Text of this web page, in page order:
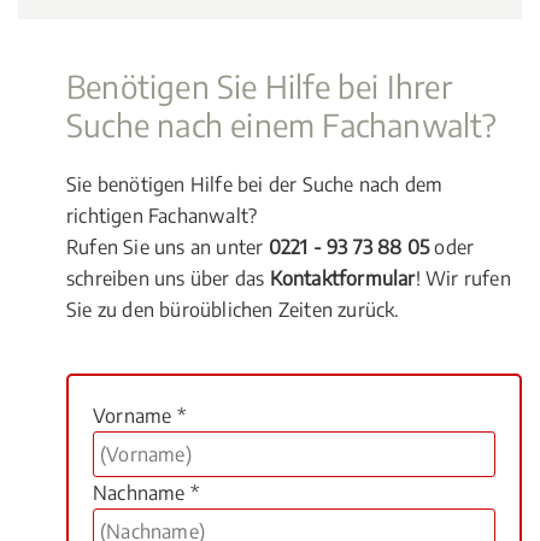
Benötigen Sie Hilfe bei Ihrer
Suche nach einem Fachanwalt?
Sie benötigen Hilfe bei der Suche nach dem
richtigen Fachanwalt?
Rufen Sie uns an unter 0221 - 93 73 88 05oder
schreiben uns über das Kontaktformular! Wir rufen
Sie zu den büroüblichen Zeiten zurück.
Vorname *
Nachname *